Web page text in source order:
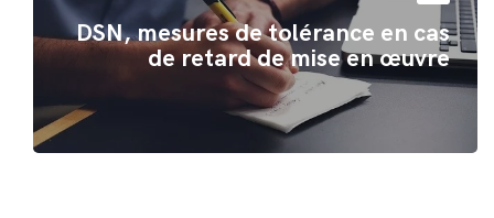
DSN, mesures de tolérance en cas
de retard de mise en œuvre